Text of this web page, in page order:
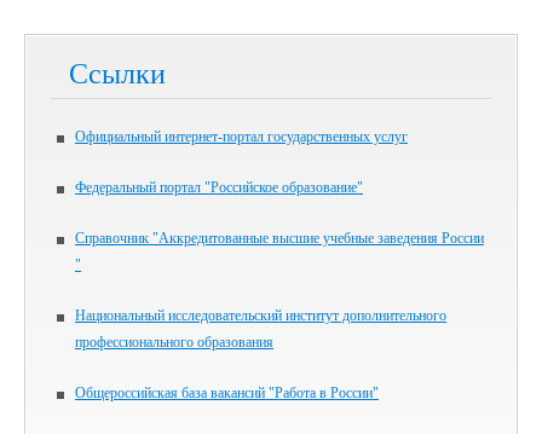
Ссылки
Официальный интернет-портал государственных услуг
Федеральный портал "Российское образование"
Справочник "Аккредитованные высшие учебные заведения России
"
Национальный исследовательский институт дополнительного
профессионального образования
Общероссийская база вакансий "Работа в России"